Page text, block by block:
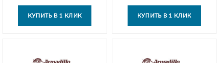
КУПИТЬ В 1 КЛИК КУПИТЬ В 1 КЛИК